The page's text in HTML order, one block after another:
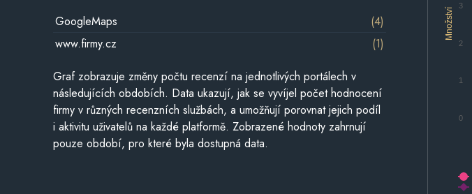
Množství
0
1
2
3
GoogleMaps
(4)
www.firmy.cz
(1)
Graf zobrazuje změny počtu recenzí na jednotlivých portálech v
následujících obdobích. Data ukazují, jak se vyvíjel počet hodnocení
firmy v různých recenzních službách, a umožňují porovnat jejich podíl
i aktivitu uživatelů na každé platformě. Zobrazené hodnoty zahrnují
pouze období, pro které byla dostupná data.